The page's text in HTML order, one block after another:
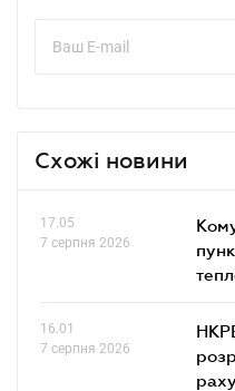
Схожі новини
17.05
7 серпня 2026
16.01
7 серпня 2026